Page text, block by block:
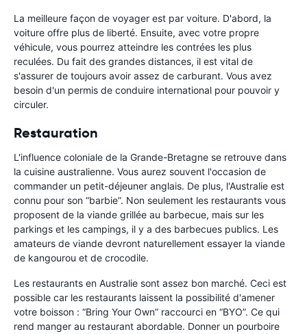
La meilleure façon de voyager est par voiture. D'abord, la
voiture offre plus de liberté. Ensuite, avec votre propre
véhicule, vous pourrez atteindre les contrées les plus
reculées. Du fait des grandes distances, il est vital de
s'assurer de toujours avoir assez de carburant. Vous avez
besoin d'un permis de conduire international pour pouvoir y
circuler.
Restauration
L'influence coloniale de la Grande-Bretagne se retrouve dans
la cuisine australienne. Vous aurez souvent l'occasion de
commander un petit-déjeuner anglais. De plus, l'Australie est
connu pour son “barbie”. Non seulement les restaurants vous
proposent de la viande grillée au barbecue, mais sur les
parkings et les campings, il y a des barbecues publics. Les
amateurs de viande devront naturellement essayer la viande
de kangourou et de crocodile.
Les restaurants en Australie sont assez bon marché. Ceci est
possible car les restaurants laissent la possibilité d'amener
votre boisson : “Bring Your Own” raccourci en “BYO”. Ce qui
rend manger au restaurant abordable. Donner un pourboire